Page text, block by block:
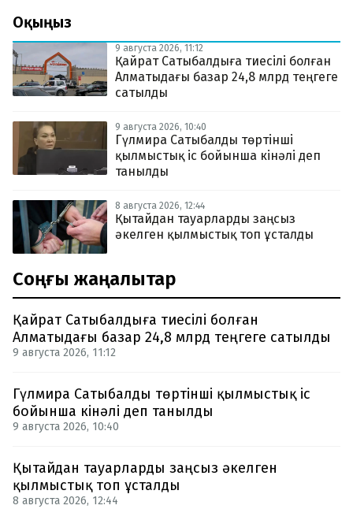
Оқыңыз
9 августа 2026, 11:12
Қайрат Сатыбалдыға тиесілі болған
Алматыдағы базар 24,8 млрд теңгеге
сатылды
9 августа 2026, 10:40
Гүлмира Сатыбалды төртінші
қылмыстық іс бойынша кінәлі деп
танылды
8 августа 2026, 12:44
Қытайдан тауарларды заңсыз
әкелген қылмыстық топ ұсталды
Соңғы жаңалықтар
Қайрат Сатыбалдыға тиесілі болған
Алматыдағы базар 24,8 млрд теңгеге сатылды
9 августа 2026, 11:12
Гүлмира Сатыбалды төртінші қылмыстық іс
бойынша кінәлі деп танылды
9 августа 2026, 10:40
Қытайдан тауарларды заңсыз әкелген
қылмыстық топ ұсталды
8 августа 2026, 12:44